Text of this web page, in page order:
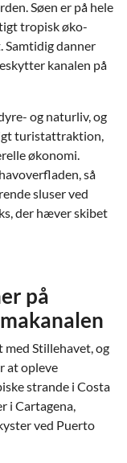
Søen er på hele
tropisk øko-
Samtidig danner
kanalen på
og naturliv, og
turistattraktion,
økonomi.
så
sluser ved
der hæver skibet
på
Stillehavet, og
at opleve
strande i Costa
i Cartagena,
ved Puerto